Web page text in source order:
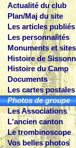
Actualité du club
Plan/Maj du site
Les articles publiés
Les personnalités
Monuments et sites
Histoire de
Histoire du Camp
Documents
Les cartes postales
Photos de groupe
Les Associations
L'ancien canton
Le trombinoscope
Vos belles photos